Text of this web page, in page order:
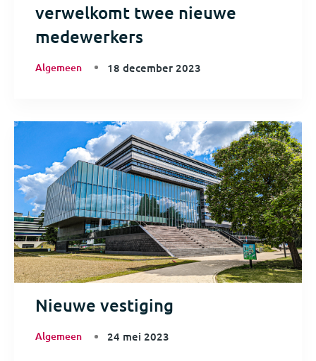
verwelkomt twee nieuwe
medewerkers
Algemeen 18 december 2023
Nieuwe vestiging
Algemeen 24 mei 2023